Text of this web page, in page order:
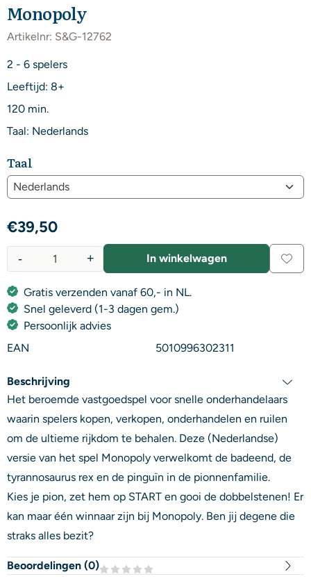
Monopoly
Artikelnr: S&G-12762
2 - 6 spelers
Leeftijd: 8+
120 min.
Taal: Nederlands
Taal
€39,50
+
- In winkelwagen
Gratis verzenden vanaf 60,- in NL.
Snel geleverd (1-3 dagen gem.)
Persoonlijk advies
EAN
5010996302311
Beschrijving
Het beroemde vastgoedspel voor snelle onderhandelaars
waarin spelers kopen, verkopen, onderhandelen en ruilen
om de ultieme rijkdom te behalen. Deze (Nederlandse)
versie van het spel Monopoly verwelkomt de badeend, de
tyrannosaurus rex en de pinguïn in de pionnenfamilie.
Kies je pion, zet hem op START en gooi de dobbelstenen! Er
kan maar één winnaar zijn bij Monopoly. Ben jij degene die
straks alles bezit?
Beoordelingen (0)